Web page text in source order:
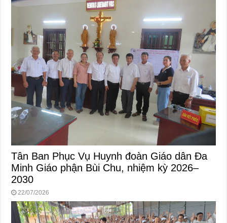
Tân Ban Phục Vụ Huynh đoàn Giáo dân Đa
Minh Giáo phận Bùi Chu, nhiệm kỳ 2026–
2030
22/07/2026